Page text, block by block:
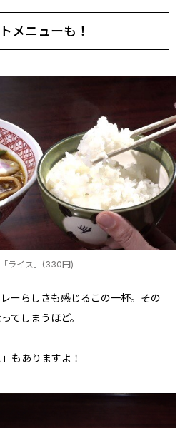
メニューも！
ライス」(330円)
ーらしさも感じるこの一杯。その
てしまうほど。
もありますよ！